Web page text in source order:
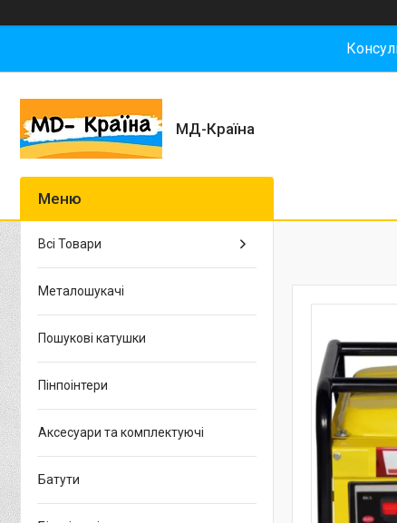
МД-Країна
Всі Товари
Металошукачі
Пошукові катушки
Пінпоінтери
Аксесуари та комплектуючі
Батути